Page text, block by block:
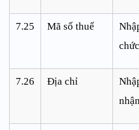
7.25 Mã số thuế
7.26 Địa chỉ